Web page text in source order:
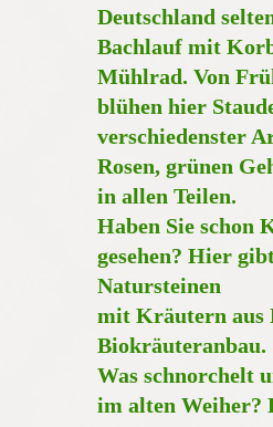
Deutschland
Bachlauf mit
Mühlrad. Von
blühen hier
verschiedenster
Rosen, grünen
in allen Teilen.
Haben Sie schon
gesehen? Hier
Natursteinen
mit Kräutern aus
Biokräuteranbau.
Was schnorchelt
im alten Weiher?